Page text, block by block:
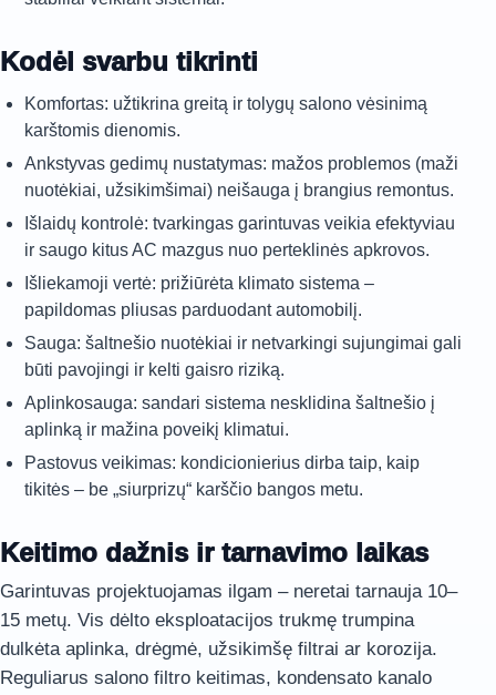
Kodėl svarbu tikrinti
Komfortas: užtikrina greitą ir tolygų salono vėsinimą
karštomis dienomis.
Ankstyvas gedimų nustatymas: mažos problemos (maži
nuotėkiai, užsikimšimai) neišauga į brangius remontus.
Išlaidų kontrolė: tvarkingas garintuvas veikia efektyviau
ir saugo kitus AC mazgus nuo perteklinės apkrovos.
Išliekamoji vertė: prižiūrėta klimato sistema –
papildomas pliusas parduodant automobilį.
Sauga: šaltnešio nuotėkiai ir netvarkingi sujungimai gali
būti pavojingi ir kelti gaisro riziką.
Aplinkosauga: sandari sistema nesklidina šaltnešio į
aplinką ir mažina poveikį klimatui.
Pastovus veikimas: kondicionierius dirba taip, kaip
tikitės – be „siurprizų“ karščio bangos metu.
Keitimo dažnis ir tarnavimo laikas
Garintuvas projektuojamas ilgam – neretai tarnauja 10–
15 metų. Vis dėlto eksploatacijos trukmę trumpina
dulkėta aplinka, drėgmė, užsikimšę filtrai ar korozija.
Reguliarus salono filtro keitimas, kondensato kanalo